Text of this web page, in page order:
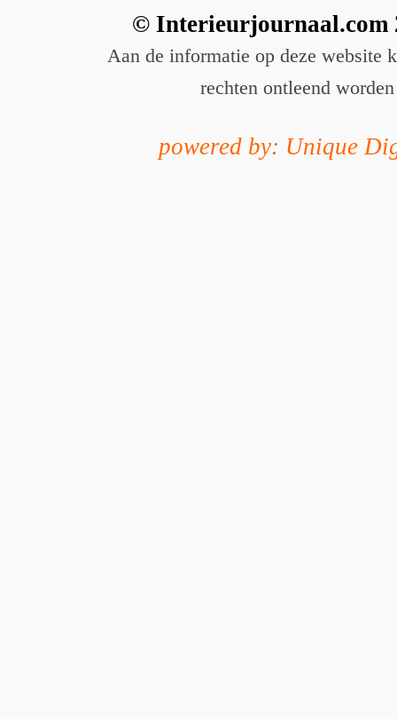
© Interieurjournaal.com
Aan de informatie op deze website
rechten ontleend worden
powered by: Unique